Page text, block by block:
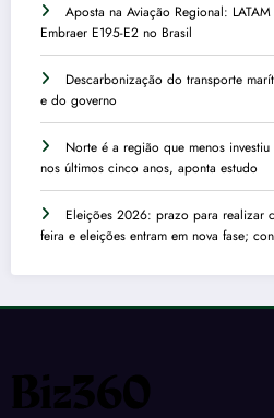
Aposta na Aviação Regional:
Embraer E195-E2 no Brasil
Descarbonização do transporte
e do governo
Norte é a região que menos
nos últimos cinco anos, aponta estudo
Eleições 2026: prazo para realizar
feira e eleições entram em nova fase;